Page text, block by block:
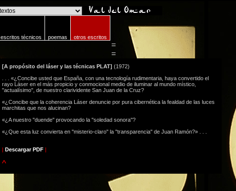
escritos técnicos poemas otros escritos
=
=
[A propósito del láser y las técnicas PLAT] (1972)
. . . «¿Concibe usted que España, con una tecnología rudimentaria, haya convertido el
rayo Láser en el más propicio y conmocional medio de iluminar al mundo místico,
''actualísimo'', de nuestro clarividente San Juan de la Cruz?
«¿Concibe que la coherencia Láser denuncie por pura cibernética la fealdad de las luces
marchitas que nos alucinan?
«¿A nuestro ''duende'' provocando la ''soledad sonora''?
«¿Que esta luz convierta en ''misterio-claro'' la ''transparencia'' de Juan Ramón?» . . .
| Descargar PDF |
^